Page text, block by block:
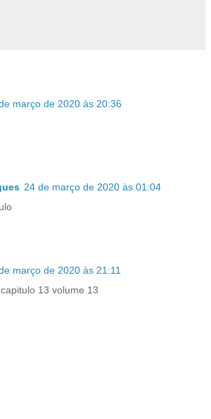
março de 2020 às 20:36
24 de março de 2020 às 01:04
março de 2020 às 21:11
13 volume 13